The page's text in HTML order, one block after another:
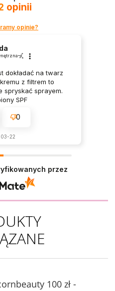
opinii
opinie?
dokładać na twarz
z filtrem to
spryskać sprayem.
SPF
0
22
przez
100 zł -